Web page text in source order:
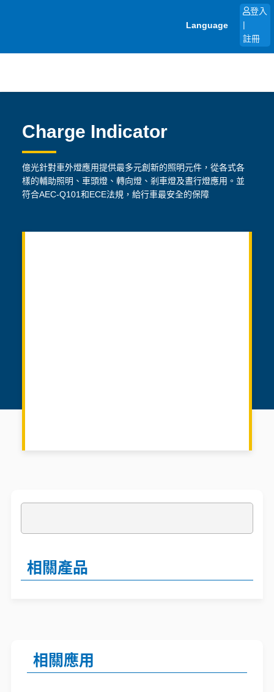
Language
登入
註冊
Charge Indicator
億光針對車外燈應用提供最多元創新的照明元件，從各式各
樣的輔助照明、車頭燈、轉向燈、剎車燈及晝行燈應用。並
符合AEC-Q101和ECE法規，給行車最安全的保障
相關產品
相關應用